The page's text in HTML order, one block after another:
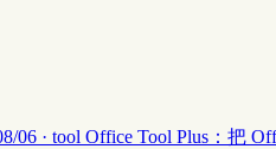
06 · tool Office Tool Plus：把